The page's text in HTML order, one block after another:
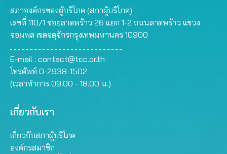
สภาองค์กรของผู้บริโภค (สภาผู้บริโภค)
เลขที่ 110/1 ซอยลาดพร้าว 26 แยก 1-2 ถนนลาดพร้าว แขวง
จอมพล เขตจตุจักรกรุงเทพมหานคร 10900
E-mail : contact@tcc.or.th
โทรศัพท์ 0-2938-1502
(เวลาทำการ 09.00 - 18.00 น.)
เกี่ยวกับเรา
เกี่ยวกับสภาผู้บริโภค
องค์กรสมาชิก